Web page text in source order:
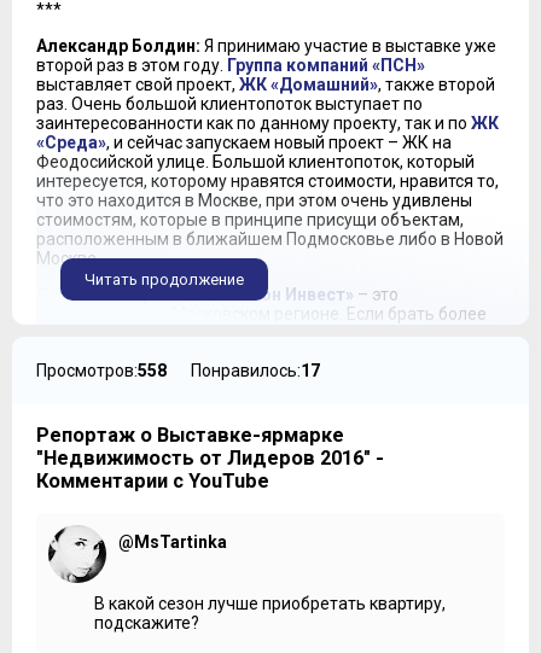
***
Александр Болдин: Я принимаю участие в выставке уже
второй раз в этом году. Группа компаний «ПСН»
выставляет свой проект, ЖК «Домашний», также второй
раз. Очень большой клиентопоток выступает по
заинтересованности как по данному проекту, так и по ЖК
«Среда», и сейчас запускаем новый проект – ЖК на
Феодосийской улице. Большой клиентопоток, который
интересуется, которому нравятся стоимости, нравится то,
что это находится в Москве, при этом очень удивлены
стоимостям, которые в принципе присущи объектам,
расположенным в ближайшем Подмосковье либо в Новой
Москве.
Светлана Королёва:
«Эталон Инвест» – это
наименование в Московском регионе. Если брать более
в Петербурге. Там построены более 250 готовых, сданных,
играет на Лондонской фондовой бирже, поэтому здесь
всё открыто, при желании можно обо всём узнать.
Александр Болдин:Что касается выставки – она
представлено множество проектов, начиная от банков и
заканчивая всевозможными крупными проектами. Очень
интересно, очень познавательно, можно получить
различную информацию по проектам, собрать всё, что
требуется.
Читать продолжение
Просмотров:558 Понравилось:17
Репортаж о Выставке-ярмарке
"Недвижимость от Лидеров 2016" -
Комментарии с YouTube
@MsTartinka
В какой сезон лучше приобретать квартиру,
подскажите?